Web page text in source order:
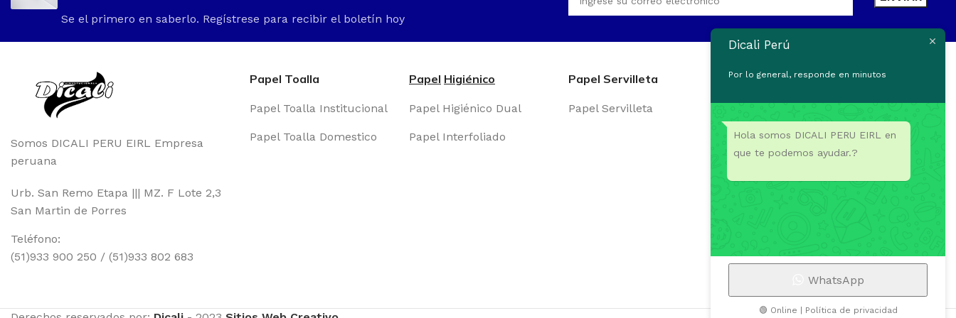
Se el primero en saberlo. Regístrese para recibir el boletín hoy
Somos DICALI PERU EIRL Empresa
peruana
Urb. San Remo Etapa ||| MZ. F Lote 2,3
San Martin de Porres
Teléfono:
(51)933 900 250 / (51)933 802 683
Papel Toalla
Papel Toalla Institucional
Papel Toalla Domestico
Papel Higiénico
Papel Higiénico Dual
Papel Interfoliado
Papel Servilleta
Papel Servilleta
Disponible en:
Síguenos en:
Dicali Perú
Por lo general, responde en minutos
Hola somos DICALI PERU EIRL en
que te podemos ayudar.?
WhatsApp
🟢 Online | Política de privacidad